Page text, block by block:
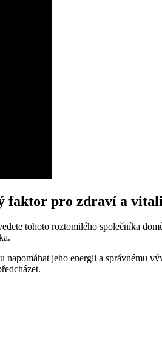
faktor pro zdraví a
tohoto roztomilého společníka
napomáhat jeho energii a správnému